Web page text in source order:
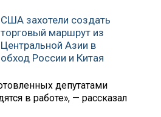
США захотели создать
торговый маршрут из
Центральной Азии в
обход России и Китая
депутатами
в работе», — рассказал